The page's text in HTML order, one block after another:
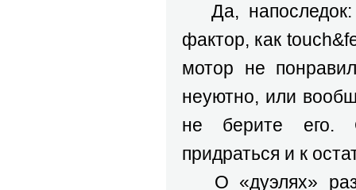
Да, напоследок:
фактор, как
мотор не
неуютно, или
не берите его.
придраться и к
О «дуэлях»